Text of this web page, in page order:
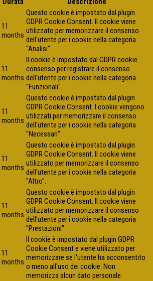
11
months
Questo cookie è impostato dal plugin
GDPR Cookie Consent. Il cookie viene
utilizzato per memorizzare il consenso
dell'utente per i cookie nella categoria
"Analisi".
11
months
Il cookie è impostato dal GDPR cookie
consenso per registrare il consenso
dell'utente per i cookie nella categoria
"Funzionali".
11
months
Questo cookie è impostato dal plugin
GDPR Cookie Consent. I cookie vengono
utilizzati per memorizzare il consenso
dell'utente per i cookie nella categoria
"Necessari".
11
months
Questo cookie è impostato dal plugin
GDPR Cookie Consent. Il cookie viene
utilizzato per memorizzare il consenso
dell'utente per i cookie nella categoria
"Altro".
11
months
Questo cookie è impostato dal plugin
GDPR Cookie Consent. Il cookie viene
utilizzato per memorizzare il consenso
dell'utente per i cookie nella categoria
"Prestazioni".
11
months
Il cookie è impostato dal plugin GDPR
Cookie Consent e viene utilizzato per
memorizzare se l'utente ha acconsentito
o meno all'uso dei cookie. Non
memorizza alcun dato personale.